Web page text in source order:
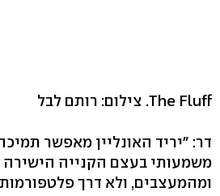
The Fluff. צילום: רותם לבל
דר: "יריד האונליין מאפשר
משמעותי בעצם הקנייה
ומהמעצבים, ולא דרך